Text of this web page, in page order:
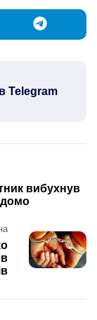
Telegram
вибухнув